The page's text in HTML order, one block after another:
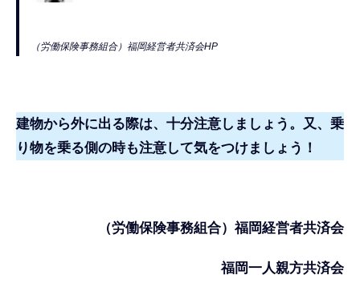
（労働保険事務組合）福岡経営者共済会HP
建物から外に出る際は、十分注意しましょう。又、乗
り物を乗る側の時も注意して気をつけましょう！
（労働保険事務組合）福岡経営者共済会
福岡一人親方共済会